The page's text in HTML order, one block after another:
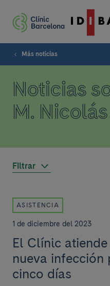
Más noticias
Noticias
M. Nicolás
Filtrar
ASISTENCIA
1 de diciembre del 2023
El Clínic
nueva infección
cinco días